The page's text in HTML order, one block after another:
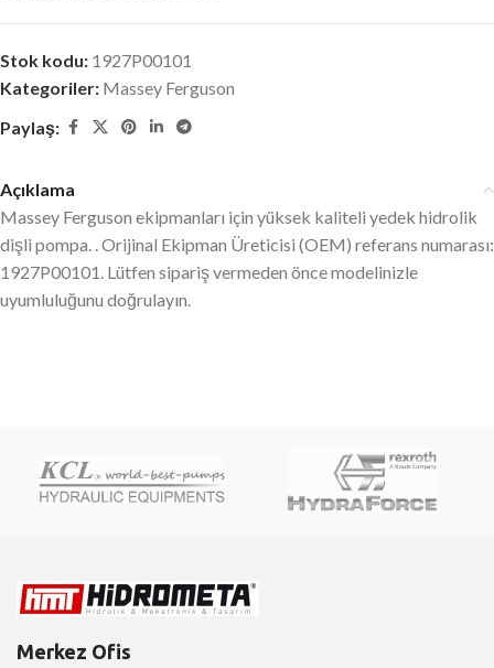
Stok kodu: 1927P00101
Kategoriler: Massey Ferguson
Paylaş:
Açıklama
Massey Ferguson ekipmanları için yüksek kaliteli yedek hidrolik
dişli pompa. . Orijinal Ekipman Üreticisi (OEM) referans numarası:
1927P00101. Lütfen sipariş vermeden önce modelinizle
uyumluluğunu doğrulayın.
Merkez Ofis